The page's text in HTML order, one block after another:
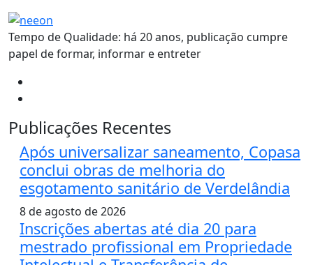
Tempo de Qualidade: há 20 anos, publicação cumpre
papel de formar, informar e entreter
Publicações Recentes
Após universalizar saneamento, Copasa
conclui obras de melhoria do
esgotamento sanitário de Verdelândia
8 de agosto de 2026
Inscrições abertas até dia 20 para
mestrado profissional em Propriedade